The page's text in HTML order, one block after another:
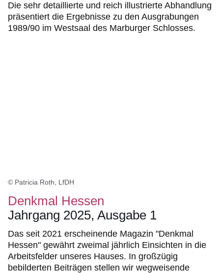
Die sehr detaillierte und reich illustrierte Abhandlung
präsentiert die Ergebnisse zu den Ausgrabungen
1989/90 im Westsaal des Marburger Schlosses.
© Patricia Roth, LfDH
Denkmal Hessen
Jahrgang 2025, Ausgabe 1
Das seit 2021 erscheinende Magazin "Denkmal
Hessen" gewährt zweimal jährlich Einsichten in die
Arbeitsfelder unseres Hauses. In großzügig
bebilderten Beiträgen stellen wir wegweisende